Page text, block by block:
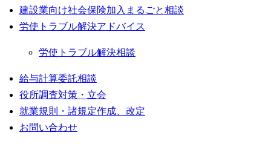
建設業向け社会保険加入まるごと相談
労使トラブル解決アドバイス
労使トラブル解決相談
給与計算委託相談
役所調査対策・立会
就業規則・諸規定作成、改定
お問い合わせ